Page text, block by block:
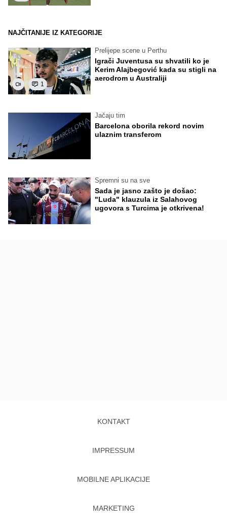
NAJČITANIJE IZ KATEGORIJE
1
Prelijepe scene u Perthu
Igrači Juventusa su shvatili ko je
Kerim Alajbegović kada su stigli na
aerodrom u Australiji
Jačaju tim
Barcelona oborila rekord novim
ulaznim transferom
Spremni su na sve
Sada je jasno zašto je došao:
"Luda" klauzula iz Salahovog
ugovora s Turcima je otkrivena!
KONTAKT
IMPRESSUM
MOBILNE APLIKACIJE
MARKETING